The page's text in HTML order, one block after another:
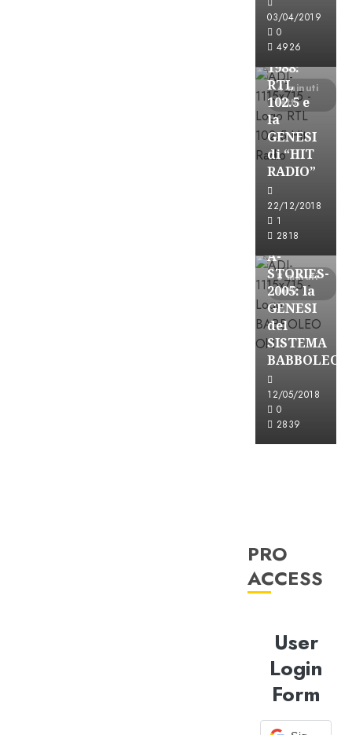
03/04/2019
0
4926
4 minuti
letti
FREE
A-
STORIES-
1988:
RTL
102.5 e
la
GENESI
di “HIT
RADIO”
22/12/2018
1
2818
8 minuti
letti
Formazione
FREE
A-
STORIES-
2005: la
GENESI
del
SISTEMA
BABBOLEO
12/05/2018
0
2839
PRO
ACCESS
User
Login
Form